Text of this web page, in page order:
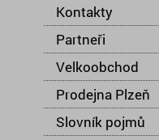
Kontakty
Partneři
Velkoobchod
Prodejna Plzeň
Slovník pojmů